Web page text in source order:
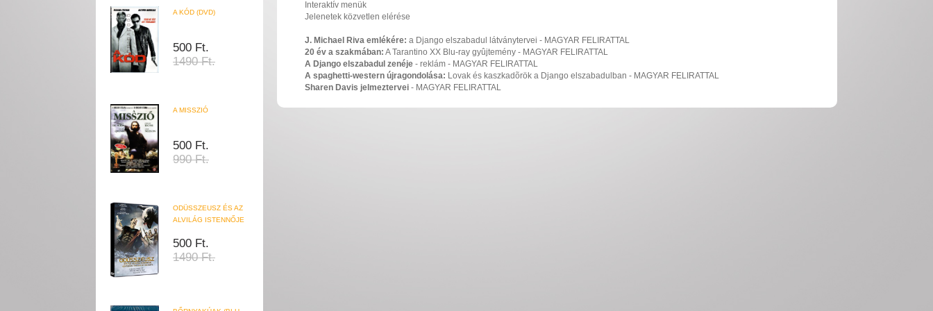
A KÓD (DVD)
500 Ft.
1490 Ft.
A MISSZIÓ
500 Ft.
990 Ft.
ODÜSSZEUSZ ÉS AZ
ALVILÁG ISTENNŐJE
500 Ft.
1490 Ft.
Interaktív menük
Jelenetek közvetlen elérése
J. Michael Riva emlékére: a Django elszabadul látványtervei - MAGYAR FELIRATTAL
20 év a szakmában: A Tarantino XX Blu-ray gyûjtemény - MAGYAR FELIRATTAL
A Django elszabadul zenéje - reklám - MAGYAR FELIRATTAL
A spaghetti-western újragondolása: Lovak és kaszkadõrök a Django elszabadulban - MAGYAR FELIRATTAL
Sharen Davis jelmeztervei - MAGYAR FELIRATTAL